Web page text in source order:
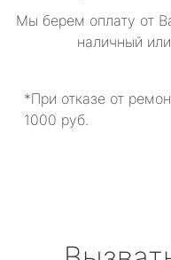
Мы берем оплату от
наличный
*При отказе от
1000 руб.